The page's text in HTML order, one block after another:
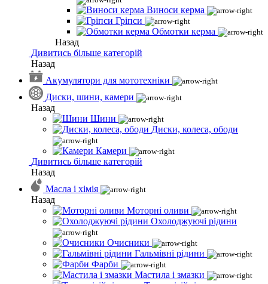
Виноси керма
Гріпси
Обмотки керма
Назад
Дивитись більше категорій
Назад
Акумулятори для мототехніки
Диски, шини, камери
Назад
Шини
Диски, колеса, ободи
Камери
Дивитись більше категорій
Назад
Масла і хімія
Назад
Моторні оливи
Охолоджуючі рідини
Очисники
Гальмівні рідини
Фарби
Мастила і змазки